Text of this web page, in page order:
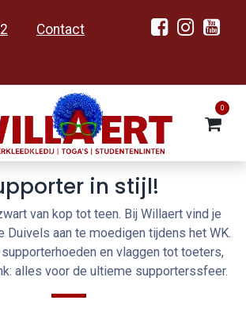
Contact
0
in stijl!
van kop tot teen. Bij Willaert vind je
Duivels aan te moedigen tijdens het WK.
en vlaggen tot toeters,
alles voor de ultieme supporterssfeer.